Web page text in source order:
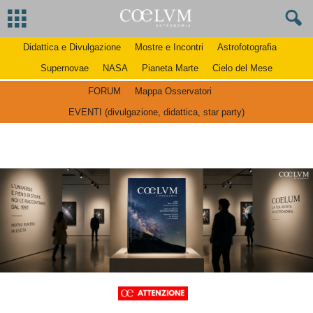
Didattica e Divulgazione Mostre e Incontri
Astrofotografia
Supernovae
NASA Pianeta Marte Cielo del Mese
FORUM
Mappa Osservatori
EVENTI (divulgazione, didattica, star party)